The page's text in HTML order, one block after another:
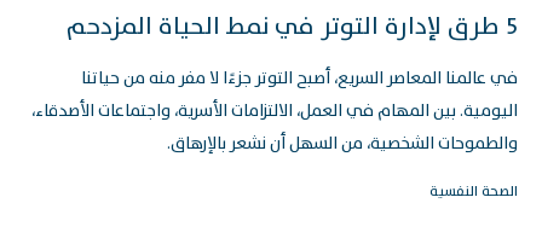
5 طرق لإدارة التوتر في نمط الحياة المزدحم
في عالمنا المعاصر السريع، أصبح التوتر جزءًا لا مفر منه من حياتنا
اليومية. بين المهام في العمل، الالتزامات الأسرية، واجتماعات الأصدقاء،
والطموحات الشخصية، من السهل أن نشعر بالإرهاق.
الصحة النفسية